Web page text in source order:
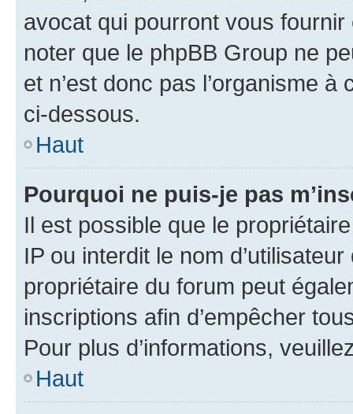
avocat qui pourront vous
noter que le phpBB Group ne
et n’est donc pas l’organisme
ci-dessous.
Haut
Pourquoi ne puis-je pas
Il est possible que le
IP ou interdit le nom
propriétaire du forum peut
inscriptions afin d’empêcher
Pour plus d’informations,
Haut